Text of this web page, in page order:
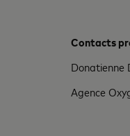
Contacts
Donatienne
Agence